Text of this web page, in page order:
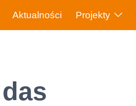
Aktualności Projekty
das